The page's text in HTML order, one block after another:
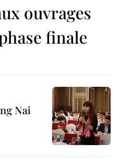
ouvrages
finale
Nai